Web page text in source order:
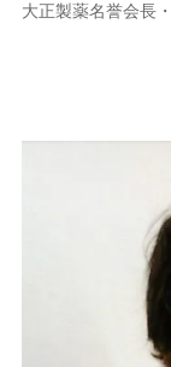
大正製薬名誉会長